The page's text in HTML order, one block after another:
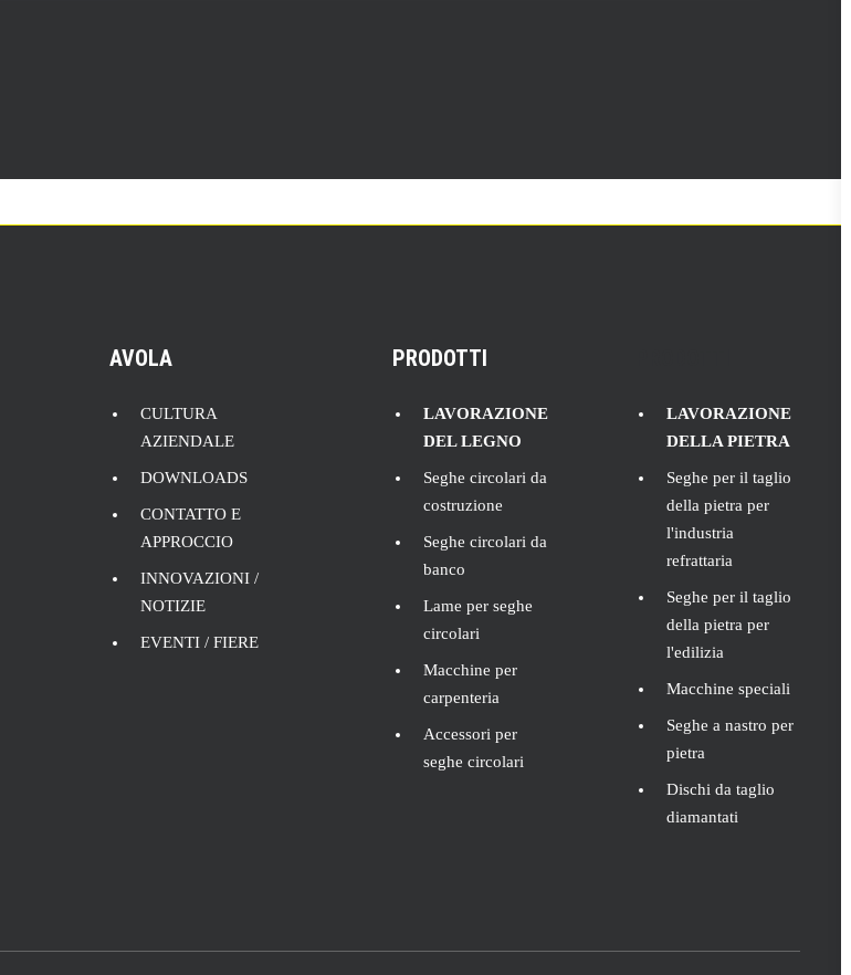
AVOLA
CULTURA
AZIENDALE
DOWNLOADS
CONTATTO E
APPROCCIO
INNOVAZIONI /
NOTIZIE
EVENTI / FIERE
PRODOTTI
LAVORAZIONE
DEL LEGNO
Seghe circolari da
costruzione
Seghe circolari da
banco
Lame per seghe
circolari
Macchine per
carpenteria
Accessori per
seghe circolari
LAVORAZIONE
DELLA PIETRA
Seghe per il taglio
della pietra per
l'industria
refrattaria
Seghe per il taglio
della pietra per
l'edilizia
Macchine speciali
Seghe a nastro per
pietra
Dischi da taglio
diamantati